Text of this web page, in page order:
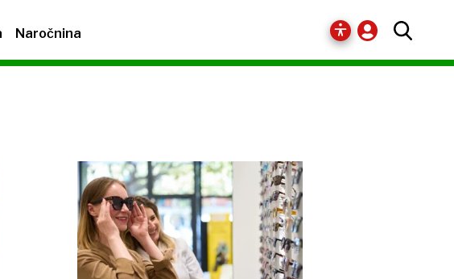
Naročnina